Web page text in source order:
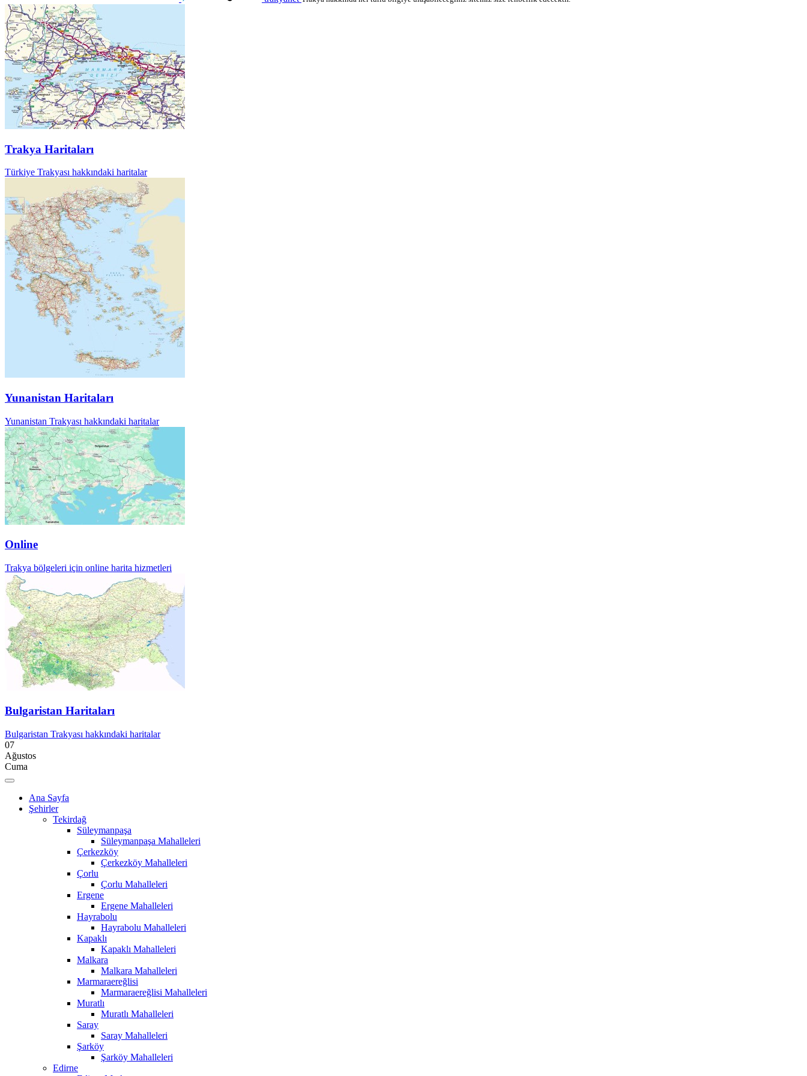
Trakya Haritaları
Türkiye Trakyası hakkındaki haritalar
Yunanistan Haritaları
Yunanistan Trakyası hakkındaki haritalar
Online
Trakya bölgeleri için online harita hizmetleri
Bulgaristan Haritaları
Bulgaristan Trakyası hakkındaki haritalar
07
Ağustos
Cuma
Ana Sayfa
Şehirler
Tekirdağ
Süleymanpaşa
Süleymanpaşa Mahalleleri
Çerkezköy
Çerkezköy Mahalleleri
Çorlu
Çorlu Mahalleleri
Ergene
Ergene Mahalleleri
Hayrabolu
Hayrabolu Mahalleleri
Kapaklı
Kapaklı Mahalleleri
Malkara
Malkara Mahalleleri
Marmaraereğlisi
Marmaraereğlisi Mahalleleri
Muratlı
Muratlı Mahalleleri
Saray
Saray Mahalleleri
Şarköy
Şarköy Mahalleleri
Edirne